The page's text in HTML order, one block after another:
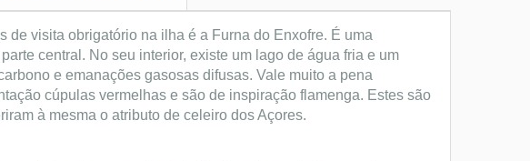
de visita obrigatório na ilha é a Furna do Enxofre. É uma
central. No seu interior, existe um lago de água fria e um
e emanações gasosas difusas. Vale muito a pena
cúpulas vermelhas e são de inspiração flamenga. Estes são
à mesma o atributo de celeiro dos Açores.